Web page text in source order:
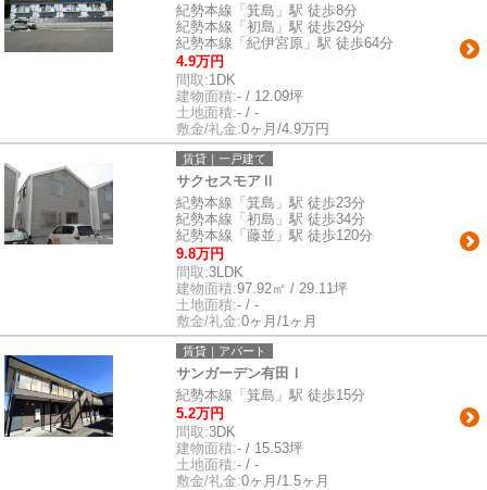
紀勢本線「箕島」駅 徒歩8分
紀勢本線「初島」駅 徒歩29分
紀勢本線「紀伊宮原」駅 徒歩64分
4.9万円
間取:1DK
建物面積:- / 12.09坪
土地面積:- / -
敷金/礼金:0ヶ月/4.9万円
賃貸｜一戸建て
サクセスモアⅡ
紀勢本線「箕島」駅 徒歩23分
紀勢本線「初島」駅 徒歩34分
紀勢本線「藤並」駅 徒歩120分
9.8万円
間取:3LDK
建物面積:97.92㎡ / 29.11坪
土地面積:- / -
敷金/礼金:0ヶ月/1ヶ月
賃貸｜アパート
サンガーデン有田Ⅰ
紀勢本線「箕島」駅 徒歩15分
5.2万円
間取:3DK
建物面積:- / 15.53坪
土地面積:- / -
敷金/礼金:0ヶ月/1.5ヶ月